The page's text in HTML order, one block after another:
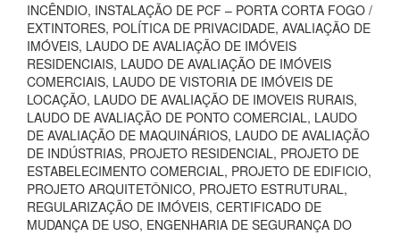
INCÊNDIO, INSTALAÇÃO DE PCF – PORTA CORTA FOGO /
EXTINTORES, POLÍTICA DE PRIVACIDADE, AVALIAÇÃO DE
IMÓVEIS, LAUDO DE AVALIAÇÃO DE IMÓVEIS
RESIDENCIAIS, LAUDO DE AVALIAÇÃO DE IMÓVEIS
COMERCIAIS, LAUDO DE VISTORIA DE IMÓVEIS DE
LOCAÇÃO, LAUDO DE AVALIAÇÃO DE IMOVEIS RURAIS,
LAUDO DE AVALIAÇÃO DE PONTO COMERCIAL, LAUDO
DE AVALIAÇÃO DE MAQUINÁRIOS, LAUDO DE AVALIAÇÃO
DE INDÚSTRIAS, PROJETO RESIDENCIAL, PROJETO DE
ESTABELECIMENTO COMERCIAL, PROJETO DE EDIFICIO,
PROJETO ARQUITETÔNICO, PROJETO ESTRUTURAL,
REGULARIZAÇÃO DE IMÓVEIS, CERTIFICADO DE
MUDANÇA DE USO, ENGENHARIA DE SEGURANÇA DO